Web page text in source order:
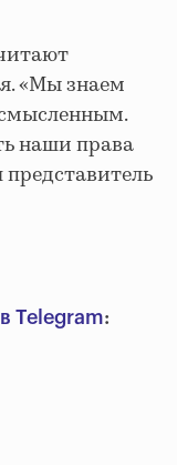
«Мы знаем
наши права
Telegram: